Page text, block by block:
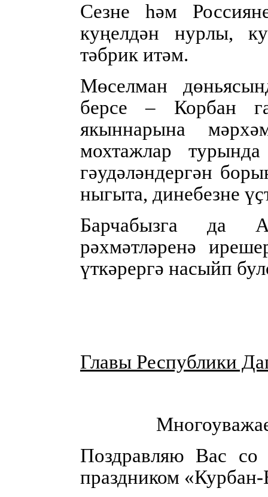
Сезне һәм
куңелдән нурлы,
тәбрик итәм.
Мөселман
берсе – Корбан
якыннарына
мохтажлар
гәудәләндергән
ныгыта, динебезне
Барчабызга да
рәхмәтләренә
үткәрергә насыйп
Главы Республики
Поздравляю Вас со
праздником